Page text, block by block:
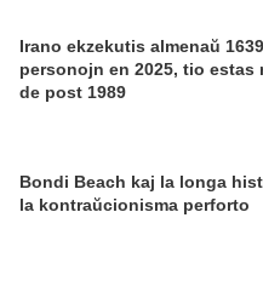
Irano ekzekutis almenaŭ 1639
personojn en 2025, tio estas
de post 1989
Bondi Beach kaj la longa
la kontraŭcionisma perforto